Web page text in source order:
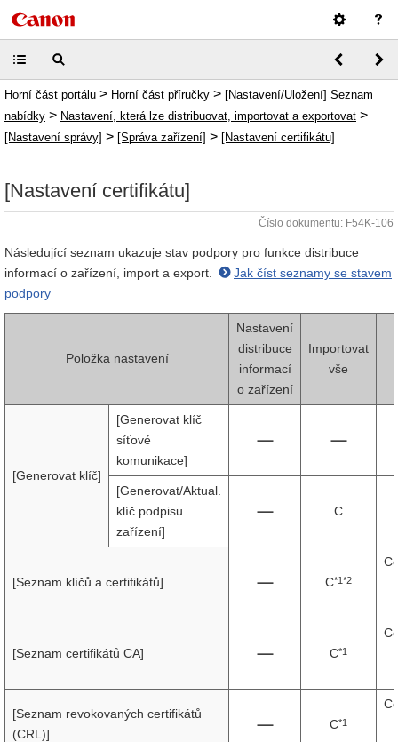
Horní část portálu > Horní část příručky > [Nastavení/Uložení] Seznam
nabídky > Nastavení, která lze distribuovat, importovat a exportovat >
[Nastavení správy] > [Správa zařízení] > [Nastavení certifikátu]
[Nastavení certifikátu]
Číslo dokumentu: F54K-106
Následující seznam ukazuje stav podpory pro funkce distribuce
informací o zařízení, import a export.
Jak číst seznamy se stavem
podpory
Položka nastavení
Nastavení
distribuce
informací
o zařízení
Importovat
vše
[Generovat klíč]
[Generovat klíč
síťové
komunikace]
[Generovat/Aktual.
klíč podpisu
zařízení]
C
[Seznam klíčů a certifikátů] C*1*2
[Seznam certifikátů CA] C*1
[Seznam revokovaných certifikátů
(CRL)]
C*1